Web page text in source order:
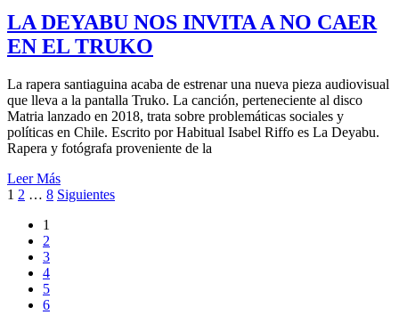
LA DEYABU NOS INVITA A NO CAER
EN EL TRUKO
La rapera santiaguina acaba de estrenar una nueva pieza audiovisual
que lleva a la pantalla Truko. La canción, perteneciente al disco
Matria lanzado en 2018, trata sobre problemáticas sociales y
políticas en Chile. Escrito por Habitual Isabel Riffo es La Deyabu.
Rapera y fotógrafa proveniente de la
Leer Más
Navegación
entradas
1 2 … 8 Siguientes
1
2
3
4
5
6